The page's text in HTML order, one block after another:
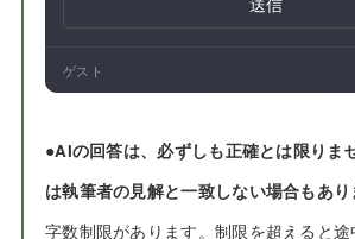
ゲスト
●AIの回答は、必ずしも正確とは限りま
は執筆者の見解と一致しない場合もあり
字数制限があります。制限を超えると